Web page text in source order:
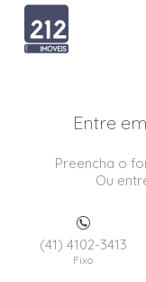
Entre
Preencha o
Ou
(41) 4102-3413
Fixo